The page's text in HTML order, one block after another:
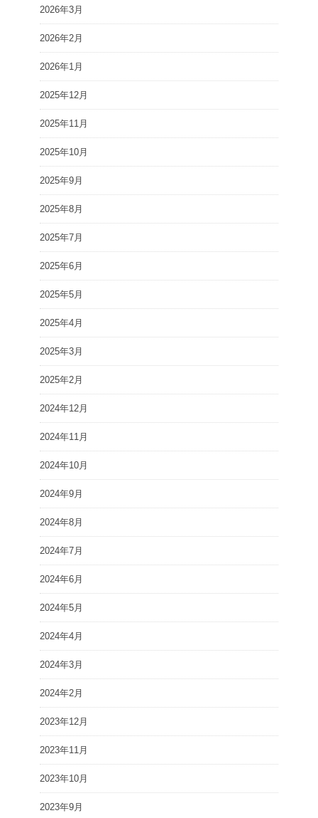
2026年3月
2026年2月
2026年1月
2025年12月
2025年11月
2025年10月
2025年9月
2025年8月
2025年7月
2025年6月
2025年5月
2025年4月
2025年3月
2025年2月
2024年12月
2024年11月
2024年10月
2024年9月
2024年8月
2024年7月
2024年6月
2024年5月
2024年4月
2024年3月
2024年2月
2023年12月
2023年11月
2023年10月
2023年9月